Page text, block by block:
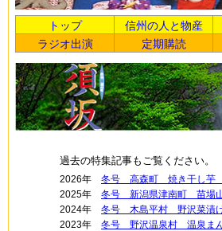
トップ 信州の人と物産
ラジオ出演
定期購読
過去の特集記事もご覧ください。
2026年 冬号 高森町 焼き干し芋
2025年 冬号 新潟県津南町 苗場
2024年 冬号 木島平村 野沢菜漬
2023年 冬号 野沢温泉村 温泉ま